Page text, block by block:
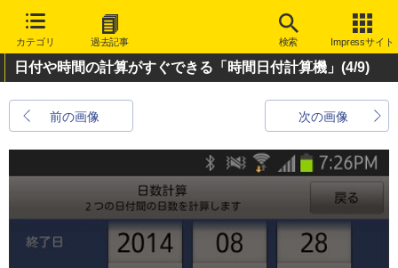
カテゴリ 過去記事 検索 Impressサイト
日付や時間の計算がすぐできる「時間日付計算機」 (4/9)
前の画像 次の画像